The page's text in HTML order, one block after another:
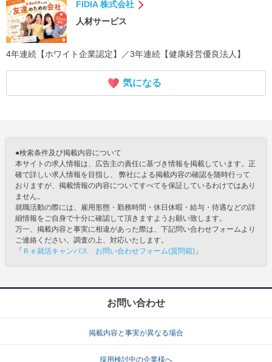
FIDIA 株式会社
人材サービス
4年連続【ホワイト企業認定】／3年連続【健康経営優良法人】
気になる
●検索条件及び掲載内容について
本サイトの求人情報は、広告主の責任に基づき情報を掲載しています。正
確で詳しい求人情報を目指し、 弊社による掲載内容の確認を随時行って
おりますが、掲載情報の内容についてすべてを保証しているわけではあり
ません。
就職活動の際には、雇用形態・勤務時間・休日休暇・給与・待遇などの詳
細情報をご自身で十分に確認して頂きますようお願い致します。
万一、掲載内容と事実に相違があった際は、下記問い合わせフォームより
ご連絡ください。調査の上、対応いたします。
「 Ｒｅ就活キャンパス お問い合わせフォーム(質問箱) 」
お問い合わせ
掲載内容と事実が異なる場合
採用検討中の企業様へ